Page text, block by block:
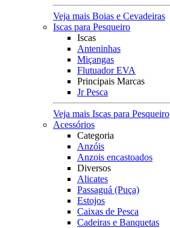
Veja mais Boias e Cevadeiras
Iscas para Pesqueiro
Iscas
Anteninhas
Miçangas
Flutuador EVA
Principais Marcas
Jr Pesca
Veja mais Iscas para Pesqueiro
Acessórios
Categoria
Anzóis
Anzois encastoados
Diversos
Alicates
Passaguá (Puça)
Estojos
Caixas de Pesca
Cadeiras e Banquetas